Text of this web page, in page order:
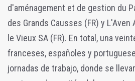
d'aménagement et de gestion du
des Grands Causses (FR) y
le Vieux SA (FR). En total, una
franceses, españoles y
jornadas de trabajo, donde se